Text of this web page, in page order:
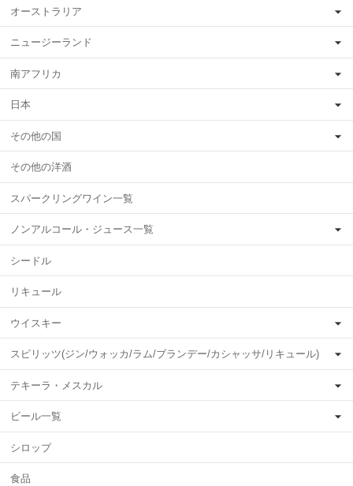
オーストラリア
ニュージーランド
南アフリカ
日本
その他の国
その他の洋酒
スパークリングワイン一覧
ノンアルコール・ジュース一覧
シードル
リキュール
ウイスキー
スピリッツ(ジン/ウォッカ/ラム/ブランデー/カシャッサ/リキュール)
テキーラ・メスカル
ビール一覧
シロップ
食品